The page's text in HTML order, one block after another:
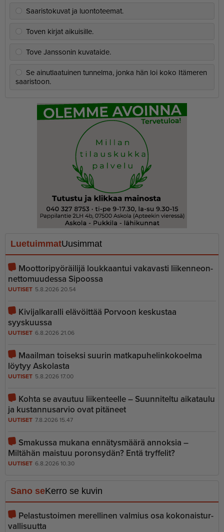
Saaristokuvat ja luontoteemat.
Toven kirjat aikuisille.
Tove Janssonin kuvataide.
Se ainutlaatuinen tunnelma, jonka hän loi koko Itämeren
saaristoon.
LuetuimmatUusimmat
Moottoripyöräilijä loukkaantui vakavasti liiken­ne­on­
net­to­muudessa Sipoossa
UUTISET 5.8.2026 20.54
Kivijalkaralli elävöittää Porvoon keskustaa
syyskuussa
UUTISET 6.8.2026 21.06
Maailman toiseksi suurin matkapu­he­lin­ko­koelma
löytyy Askolasta
UUTISET 5.8.2026 17.00
Kohta se avautuu liikenteelle – Suunniteltu aikataulu
ja kustannusarvio ovat pitäneet
UUTISET 7.8.2026 15.47
Smakussa mukana ennätysmäärä annoksia –
Miltähän maistuu poronsydän? Entä tryffelit?
UUTISET 6.8.2026 10.30
Sano seKerro se kuvin
Pelastustoimen merellinen valmius osa kokonais­tur­
val­li­suutta